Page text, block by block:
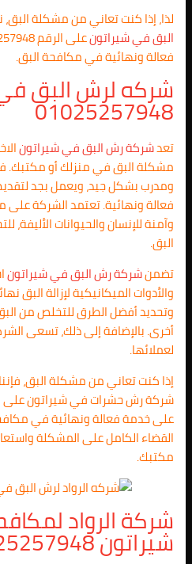
لذا، إذا كنت تعاني من مشكلة البق،
البق في شيراتون
فعالة ونهائية في مكافحة البق.
شركه لرش البق
01025257948
تعدشركة رش البق في شيراتون
مشكلة البق في منزلك أو مكتبك.
ومدرب بشكل جيد، ويعمل بجد
فعالة ونهائية. تعتمد الشركة على
وآمنة للإنسان والحيوانات
البق.
تضمنشركة رش البق في شيراتون
والأدوات الميكانيكية لإزالة البق
وتحديد أفضل الطرق للتخلص من
أخرى. بالإضافة إلى ذلك، تسعى
لعملائها.
إذا كنت تعاني من مشكلة البق،
على خدمة فعالة ونهائية في
القضاء الكامل على المشكلة
مكتبك.
شركة الرواد
شيراتون 01025257948